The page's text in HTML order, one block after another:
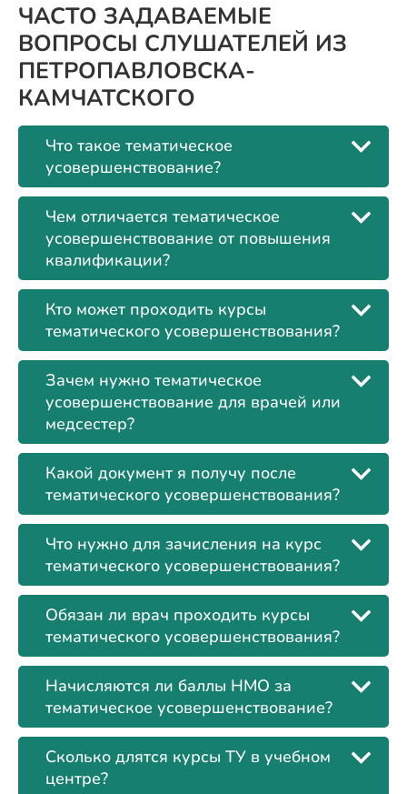
ЧАСТО ЗАДАВАЕМЫЕ
ВОПРОСЫ СЛУШАТЕЛЕЙ ИЗ
ПЕТРОПАВЛОВСКА-
КАМЧАТСКОГО
Что такое тематическое
усовершенствование?
Чем отличается тематическое
усовершенствование от повышения
квалификации?
Кто может проходить курсы
тематического усовершенствования?
Зачем нужно тематическое
усовершенствование для врачей или
медсестер?
Какой документ я получу после
тематического усовершенствования?
Что нужно для зачисления на курс
тематического усовершенствования?
Обязан ли врач проходить курсы
тематического усовершенствования?
Начисляются ли баллы НМО за
тематическое усовершенствование?
Сколько длятся курсы ТУ в учебном
центре?